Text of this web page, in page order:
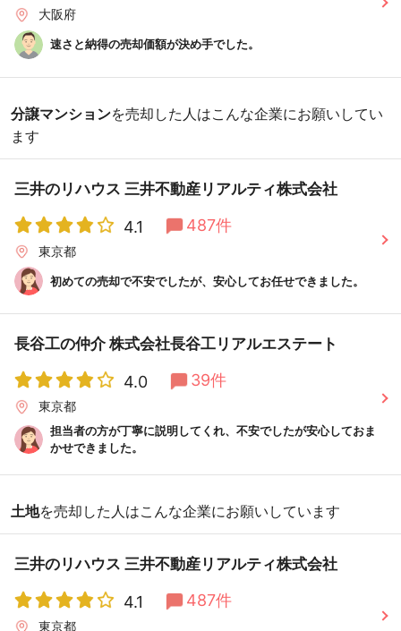
大阪府
速さと納得の売却価額が決め手でした。
分譲マンションを売却した人はこんな企業にお願いしてい
ます
三井のリハウス 三井不動産リアルティ株式会社
4.1 487件
東京都
初めての売却で不安でしたが、安心してお任せできました。
長谷工の仲介 株式会社長谷工リアルエステート
4.0 39件
東京都
担当者の方が丁寧に説明してくれ、不安でしたが安心しておま
かせできました。
土地を売却した人はこんな企業にお願いしています
三井のリハウス 三井不動産リアルティ株式会社
4.1 487件
東京都